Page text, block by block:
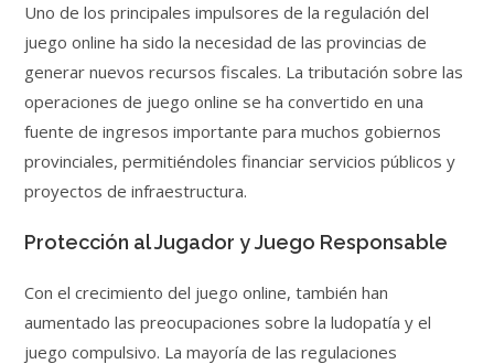
Uno de los principales impulsores de la regulación del
juego online ha sido la necesidad de las provincias de
generar nuevos recursos fiscales. La tributación sobre las
operaciones de juego online se ha convertido en una
fuente de ingresos importante para muchos gobiernos
provinciales, permitiéndoles financiar servicios públicos y
proyectos de infraestructura.
Protección al Jugador y Juego Responsable
Con el crecimiento del juego online, también han
aumentado las preocupaciones sobre la ludopatía y el
juego compulsivo. La mayoría de las regulaciones